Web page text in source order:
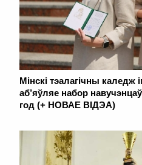
Мінскі тэалагічны каледж
аб’яўляе набор
год (+ НОВАЕ ВІДЭА)